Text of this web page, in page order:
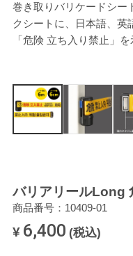
巻き取りバリケードシー
クシートに、日本語、英
「危険 立ち入り禁止」を
バリアリールLong
商品番号：10409-01
¥ 6,400 (税込)